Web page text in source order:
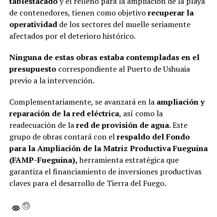
de contenedores, tienen como objetivorecuperar la
operatividadde los sectores del muelle seriamente
afectados por el deterioro histórico.
Ninguna de estas obras estaba contempladas en el
presupuestocorrespondiente al Puerto de Ushuaia
previo a la intervención.
Complementariamente, se avanzará en laampliación y
reparación de la red eléctrica, así como la
readecuación de lared de provisión de agua.Este
grupo de obras contará con elrespaldo del Fondo
para la Ampliación de la Matriz Productiva Fueguina
(FAMP-Fueguina),herramienta estratégica que
garantiza el financiamiento de inversiones productivas
claves para el desarrollo de Tierra del Fuego.